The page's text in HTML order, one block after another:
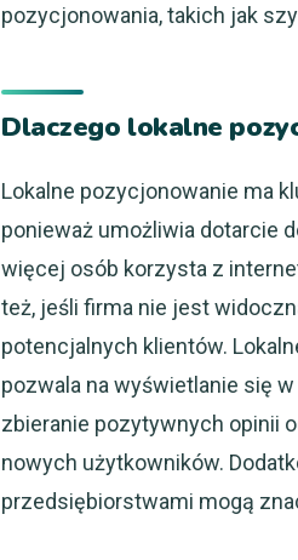
pozycjonowania, takich jak
Dlaczego lokalne
Lokalne pozycjonowanie ma
ponieważ umożliwia dotarcie
więcej osób korzysta z
też, jeśli firma nie jest
potencjalnych klientów.
pozwala na wyświetlanie się
zbieranie pozytywnych opinii
nowych użytkowników.
przedsiębiorstwami mogą